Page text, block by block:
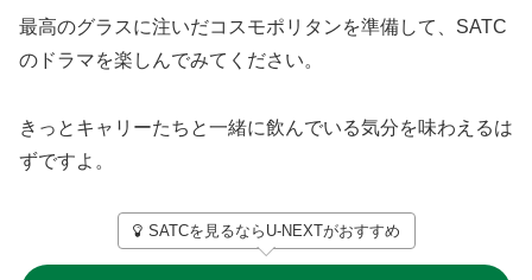
最高のグラスに注いだコスモポリタンを準備して、SATC
のドラマを楽しんでみてください。
きっとキャリーたちと一緒に飲んでいる気分を味わえるは
ずですよ。
SATCを見るならU-NEXTがおすすめ